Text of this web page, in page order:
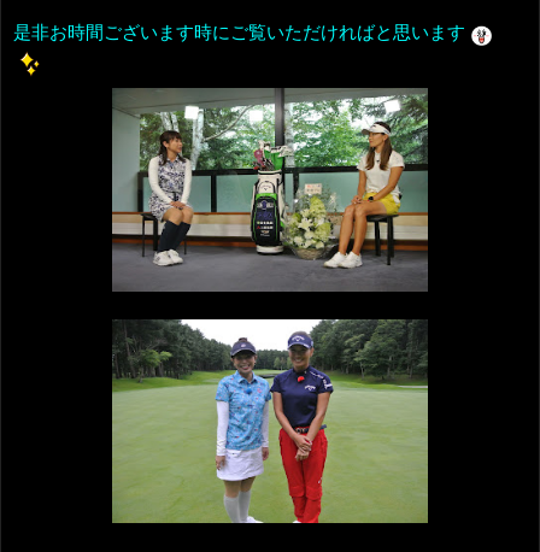
是非お時間ございます時にご覧いただければと思います